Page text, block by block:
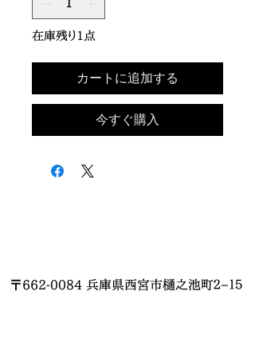
在庫残り1点
カートに追加する
今すぐ購入
〒662-0084 兵庫県西宮市樋之池町２−１５